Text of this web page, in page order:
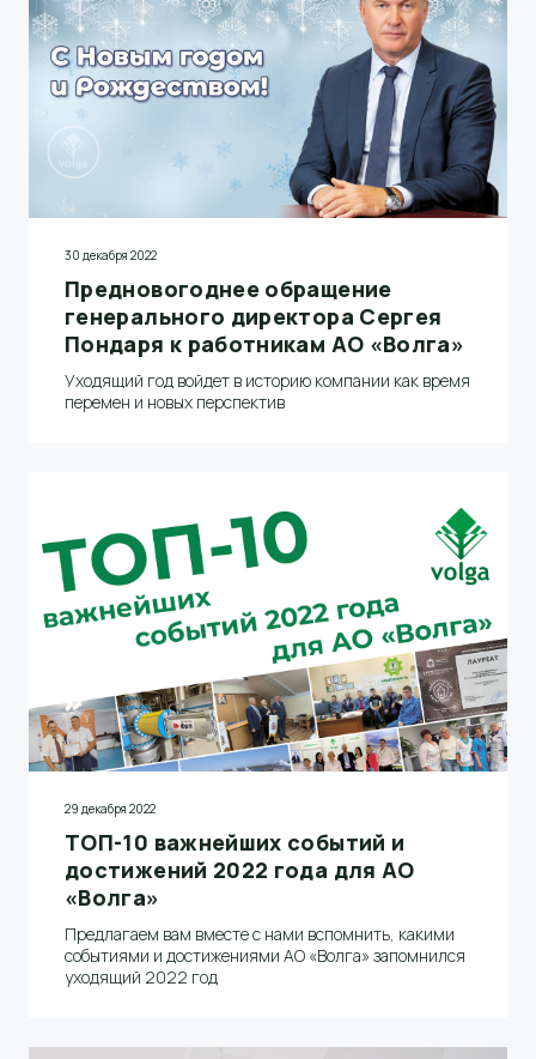
30 декабря 2022
Предновогоднее обращение
генерального директора Сергея
Пондаря к работникам АО «Волга»
Уходящий год войдет в историю компании как время
перемен и новых перспектив
29 декабря 2022
ТОП-10 важнейших событий и
достижений 2022 года для АО
«Волга»
Предлагаем вам вместе с нами вспомнить, какими
событиями и достижениями АО «Волга» запомнился
уходящий 2022 год